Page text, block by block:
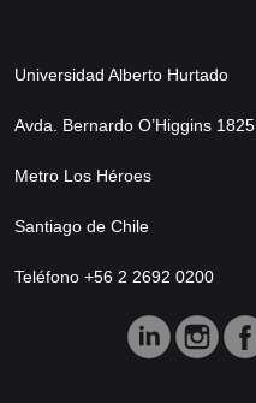
Universidad Alberto Hurtado
Avda. Bernardo O’Higgins 1825
Metro Los Héroes
Santiago de Chile
Teléfono +56 2 2692 0200